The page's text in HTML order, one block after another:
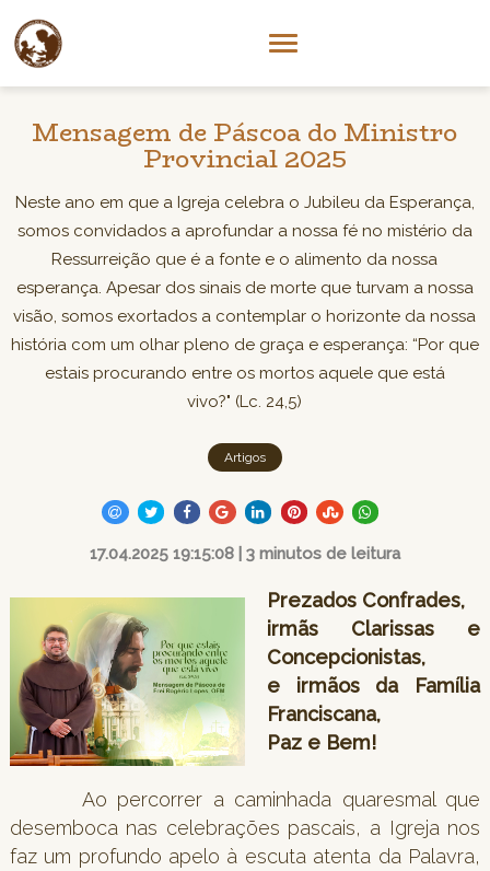
Mensagem de Páscoa do Ministro
Provincial 2025
Neste ano em que a Igreja celebra o Jubileu da Esperança,
somos convidados a aprofundar a nossa fé no mistério da
Ressurreição que é a fonte e o alimento da nossa
esperança. Apesar dos sinais de morte que turvam a nossa
visão, somos exortados a contemplar o horizonte da nossa
história com um olhar pleno de graça e esperança: “Por que
estais procurando entre os mortos aquele que está
vivo?" (Lc. 24,5)
Artigos
17.04.2025 19:15:08 | 3 minutos de leitura
Prezados Confrades,
irmãs Clarissas e
Concepcionistas,
e irmãos da Família
Franciscana,
Paz e Bem!
Ao percorrer a caminhada quaresmal que
desemboca nas celebrações pascais, a Igreja nos
faz um profundo apelo à escuta atenta da Palavra,